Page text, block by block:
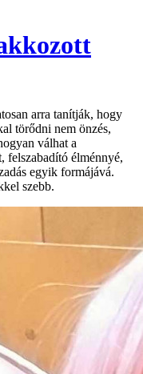
arra tanítják, hogy
törődni nem önzés,
válhat a
felszabadító élménnyé,
egyik formájává.
szebb.